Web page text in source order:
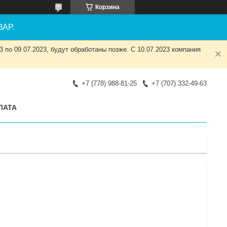
Корзина
09.07.2023, будут обработаны позже. С 10.07.2023 компания
+7 (778) 988-81-25 +7 (707) 332-49-63